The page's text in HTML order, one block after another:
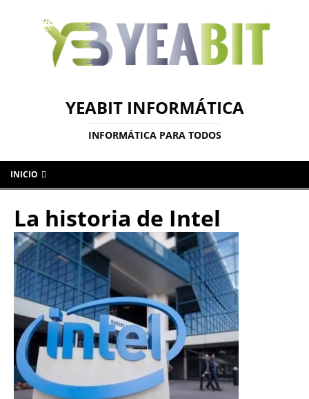
YEABIT INFORMÁTICA
INFORMÁTICA PARA TODOS
INICIO
La historia de Intel